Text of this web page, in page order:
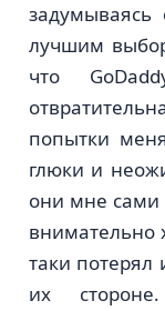
лучшим
что
попытки
глюки и
они мне сами
внимательно
таки потерял
их